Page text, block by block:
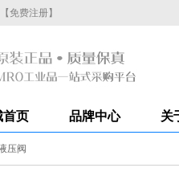
【免费注册】
首页 品牌中心 关
压阀